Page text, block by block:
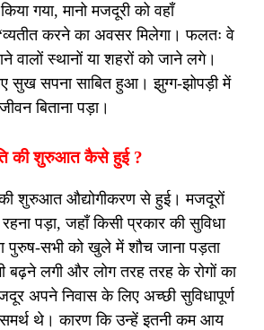
गया, मानो मजदूरी को वहाँ
करने का अवसर मिलेगा। फलतः वे
वालों स्थानों या शहरों को जाने लगे।
सुख सपना साबित हुआ। झुग्ग-झोपड़ी में
बिताना पड़ा।
की शुरुआत कैसे हुई ?
की शुरुआत औद्योगीकरण से हुई। मजदूरों
पड़ा, जहाँ किसी प्रकार की सुविधा
पुरुष-सभी को खुले में शौच जाना पड़ता
बढ़ने लगी और लोग तरह तरह के रोगों का
अपने निवास के लिए अच्छी सुविधापूर्ण
थे। कारण कि उन्हें इतनी कम आय